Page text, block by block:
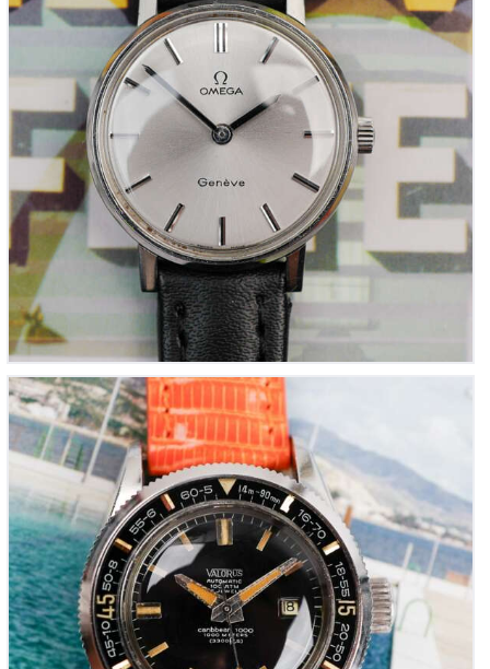
VALORUS Caribbean 1000m « Submariner Junior
pour femme » (Vintage 1980)
1,200 00€